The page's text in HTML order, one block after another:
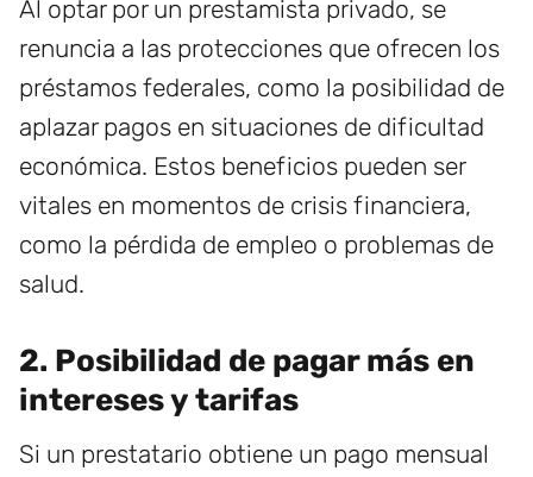
Al optar por un prestamista privado, se
renuncia a las protecciones que ofrecen los
préstamos federales, como la posibilidad de
aplazar pagos en situaciones de dificultad
económica. Estos beneficios pueden ser
vitales en momentos de crisis financiera,
como la pérdida de empleo o problemas de
salud.
2. Posibilidad de pagar más en
intereses y tarifas
Si un prestatario obtiene un pago mensual